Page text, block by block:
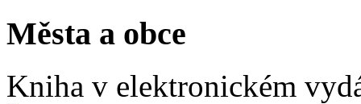
Města a obce
Kniha v elektronickém